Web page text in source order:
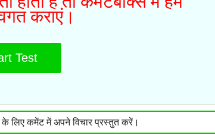
कराएं।
Test
लिए कमेंट में अपने विचार प्रस्तुत करें।